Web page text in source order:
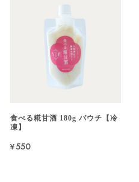
食べる糀甘酒 180g パウチ【冷
凍】
¥550